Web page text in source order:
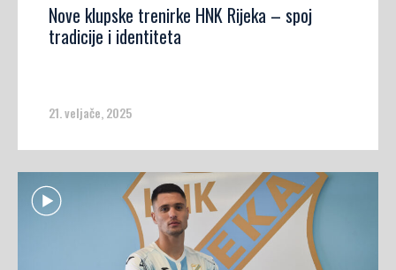
Nove klupske trenirke HNK Rijeka – spoj
tradicije i identiteta
21. veljače, 2025